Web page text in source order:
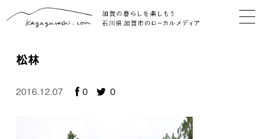
松林
2016.12.07 0 0